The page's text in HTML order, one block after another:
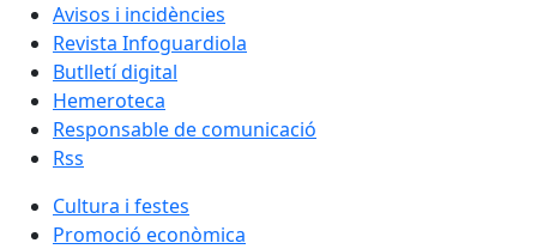
Avisos i incidències
Revista Infoguardiola
Butlletí digital
Hemeroteca
Responsable de comunicació
Rss
Cultura i festes
Promoció econòmica